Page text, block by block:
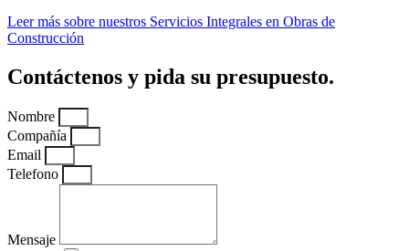
Leer más sobre nuestros Servicios Integrales en Obras de
Construcción
Contáctenos y pida su presupuesto.
Nombre
Compañía
Email
Telefono
Mensaje